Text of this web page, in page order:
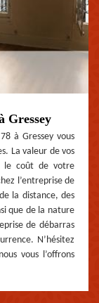
Gressey
à Gressey vous
La valeur de vos
le coût de votre
l’entreprise de
la distance, des
que de la nature
de débarras
N’hésitez
vous l’offrons